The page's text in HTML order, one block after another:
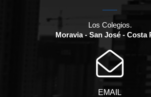
Los Colegios.
Moravia - San José - Costa
EMAIL